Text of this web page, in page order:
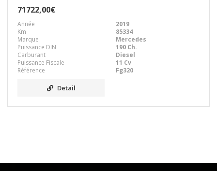
71722,00€
Année
2019
Km
85334
Marque
Mercedes
Puissance DIN
190 Ch.
Carburant
Diesel
Puissance Fiscale
11 Cv
Référence
Fg320
Detail